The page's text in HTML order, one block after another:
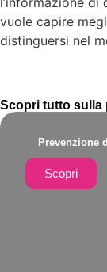
vuole capire
distinguersi nel
Scopri tutto sulla
Prevenzione
Scopri